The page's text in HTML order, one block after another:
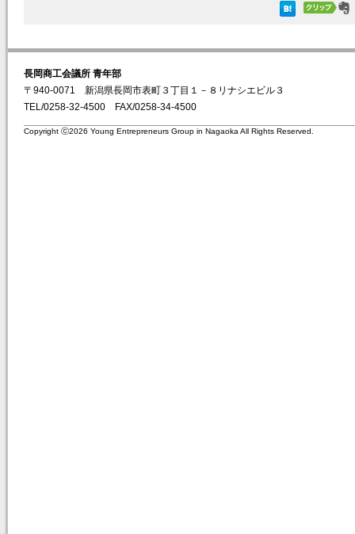
長岡商工会議所 青年部
〒940-0071 新潟県長岡市表町３丁目１－８リナシエビル３
TEL/0258-32-4500 FAX/0258-34-4500
Copyright ⓒ2026 Young Entrepreneurs Group in Nagaoka All Rights Reserved.